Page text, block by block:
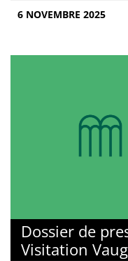
6 NOVEMBRE 2025
Dossier de
Visitation